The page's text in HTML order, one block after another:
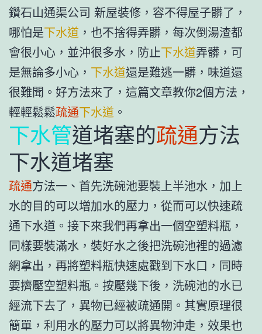
鑽石山通渠公司 新屋裝修，容不得屋子髒了，
哪怕是下水道 ，也不捨得弄髒，每次倒湯渣都
會很小心，並沖很多水，防止下水道弄髒，可
是無論多小心， 下水道還是難逃一髒，味道還
很難聞。好方法來了，這篇文章教你2個方法，
輕輕鬆鬆疏通下水道 。
下水管道堵塞的疏通方法
下水道堵塞
疏通方法一、首先洗碗池要裝上半池水，加上
水的目的可以增加水的壓力，從而可以快速疏
通下水道。接下來我們再拿出一個空塑料瓶，
同樣要裝滿水，裝好水之後把洗碗池裡的過濾
網拿出，再將塑料瓶快速處戳到下水口，同時
要擠壓空塑料瓶。按壓幾下後，洗碗池的水已
經流下去了，異物已經被疏通開。其實原理很
簡單，利用水的壓力可以將異物沖走，效果也